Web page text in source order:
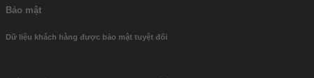
Bảo mật
Dữ liệu khách hàng được bảo mật tuyệt đối